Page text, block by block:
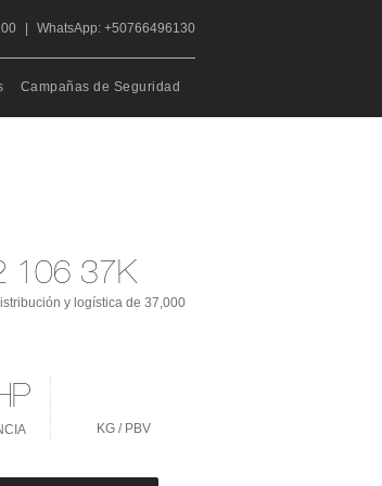
WhatsApp: +50766496130
Campañas de Seguridad
106 37K
y logística de 37,000
KG / PBV